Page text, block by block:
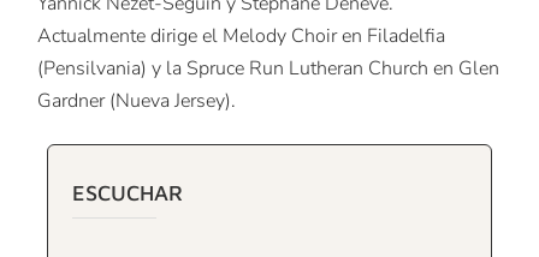
Actualmente dirige el Melody Choir en Filadelfia
(Pensilvania) y la Spruce Run Lutheran Church en Glen
Gardner (Nueva Jersey).
ESCUCHAR